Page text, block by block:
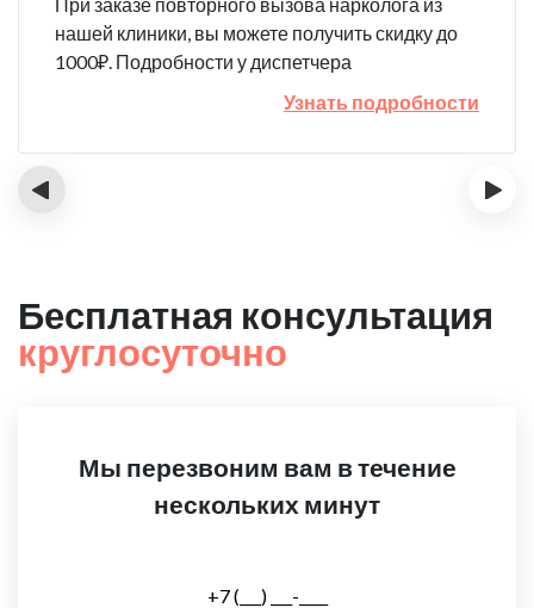
нашей клиники, вы можете получить скидку до
1000₽. Подробности у диспетчера
Узнать подробности
‹ ›
Бесплатная консультация
круглосуточно
Мы перезвоним вам в течение
нескольких минут